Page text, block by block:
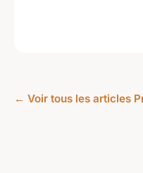
← Voir tous les articles